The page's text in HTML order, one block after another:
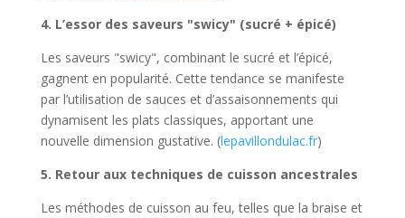
4. L’essor des saveurs "swicy" (sucré + épicé)
Les saveurs "swicy", combinant le sucré et l’épicé,
gagnent en popularité. Cette tendance se manifeste
par l’utilisation de sauces et d’assaisonnements qui
dynamisent les plats classiques, apportant une
nouvelle dimension gustative. (lepavillondulac.fr)
5. Retour aux techniques de cuisson ancestrales
Les méthodes de cuisson au feu, telles que la braise et